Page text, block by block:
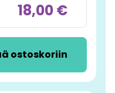
18,00 €
ostoskoriin